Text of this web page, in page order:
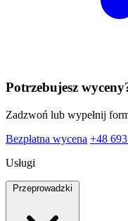
Potrzebujesz
Zadzwoń lub wypełnij
Bezpłatna wycena +48
Usługi
Przeprowadzki